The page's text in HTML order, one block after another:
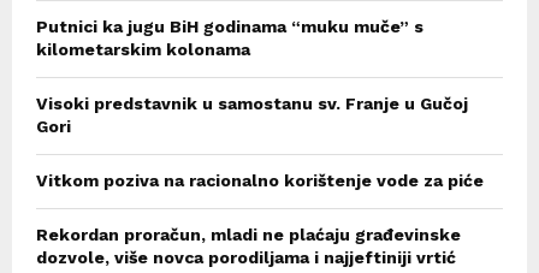
Putnici ka jugu BiH godinama “muku muče” s
kilometarskim kolonama
Visoki predstavnik u samostanu sv. Franje u Gučoj
Gori
Vitkom poziva na racionalno korištenje vode za piće
Rekordan proračun, mladi ne plaćaju građevinske
dozvole, više novca porodiljama i najjeftiniji vrtić